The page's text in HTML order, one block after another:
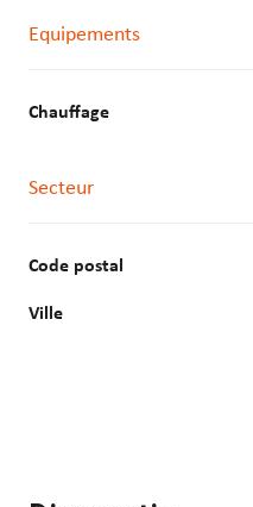
D910
www.georisques.gouv.fr
Equipements
Chauffage
Secteur
Code postal
Ville